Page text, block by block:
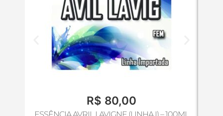
R$ 80,00
ESSÊNCIA AVRIL LAVIGNE (LINHA I) – 100ML